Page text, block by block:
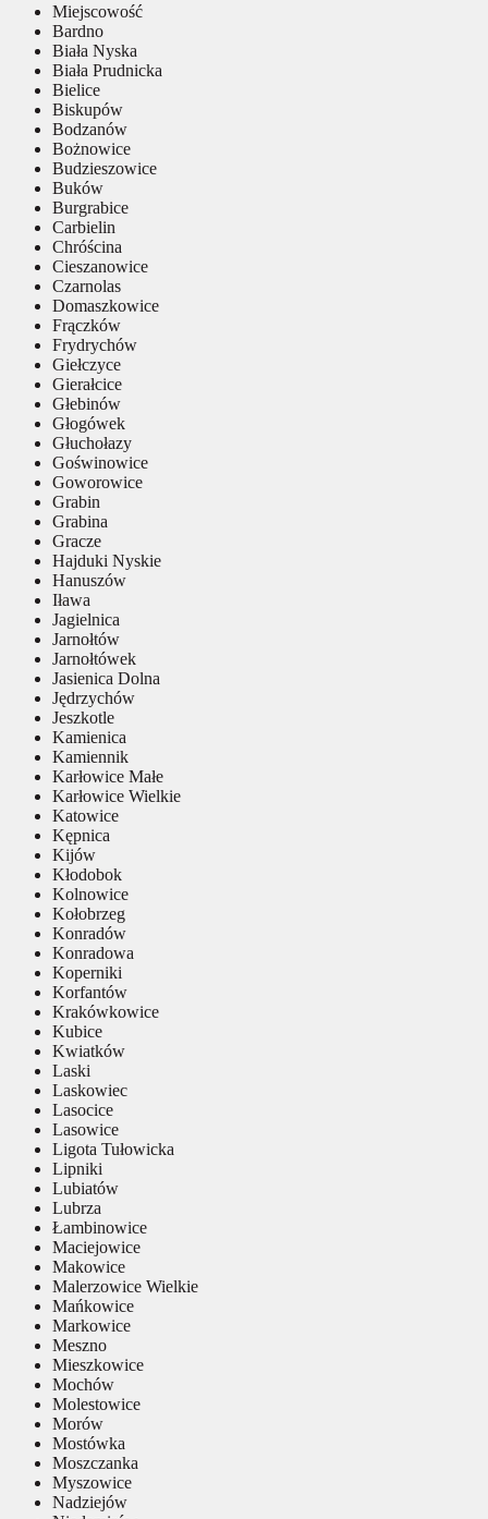
Miejscowość
Bardno
Biała Nyska
Biała Prudnicka
Bielice
Biskupów
Bodzanów
Bożnowice
Budzieszowice
Buków
Burgrabice
Carbielin
Chróścina
Cieszanowice
Czarnolas
Domaszkowice
Frączków
Frydrychów
Giełczyce
Gierałcice
Głebinów
Głogówek
Głuchołazy
Goświnowice
Goworowice
Grabin
Grabina
Gracze
Hajduki Nyskie
Hanuszów
Iława
Jagielnica
Jarnołtów
Jarnołtówek
Jasienica Dolna
Jędrzychów
Jeszkotle
Kamienica
Kamiennik
Karłowice Małe
Karłowice Wielkie
Katowice
Kępnica
Kijów
Kłodobok
Kolnowice
Kołobrzeg
Konradów
Konradowa
Koperniki
Korfantów
Krakówkowice
Kubice
Kwiatków
Laski
Laskowiec
Lasocice
Lasowice
Ligota Tułowicka
Lipniki
Lubiatów
Lubrza
Łambinowice
Maciejowice
Makowice
Malerzowice Wielkie
Mańkowice
Markowice
Meszno
Mieszkowice
Mochów
Molestowice
Morów
Mostówka
Moszczanka
Myszowice
Nadziejów